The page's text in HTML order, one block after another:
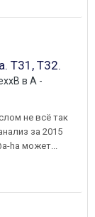
Т31, Т32.
в A -
не всё так
за 2015
ha может...